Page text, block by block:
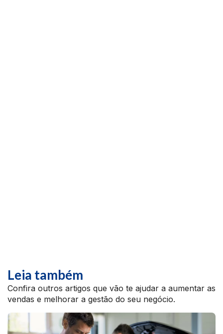
Leia também
Confira outros artigos que vão te ajudar a aumentar as
vendas e melhorar a gestão do seu negócio.